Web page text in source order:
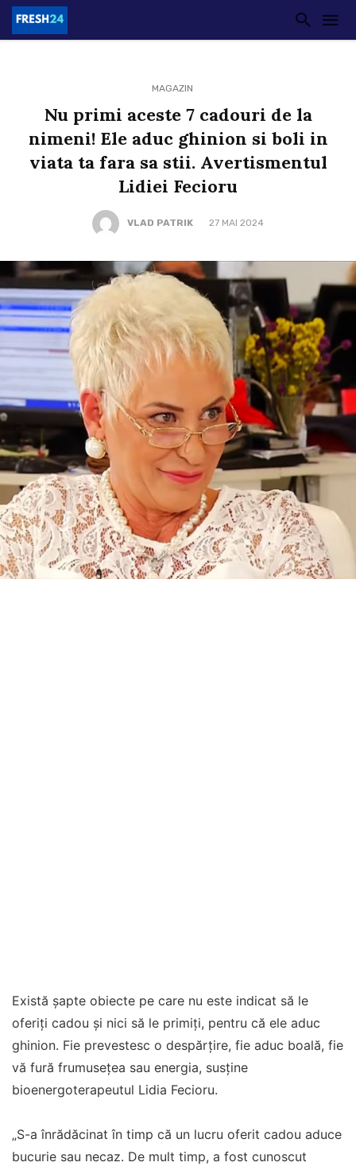
MAGAZIN
Nu primi aceste 7 cadouri de la
nimeni! Ele aduc ghinion si boli in
viata ta fara sa stii. Avertismentul
Lidiei Fecioru
VLAD PATRIK 27 MAI 2024
Există şapte obiecte pe care nu este indicat să le
oferiţi cadou şi nici să le primiţi, pentru că ele aduc
ghinion. Fie prevestesc o despărţire, fie aduc boală, fie
vă fură frumuseţea sau energia, susţine
bioenergoterapeutul Lidia Fecioru.
„S-a înrădăcinat în timp că un lucru oferit cadou aduce
bucurie sau necaz. De mult timp, a fost cunoscut